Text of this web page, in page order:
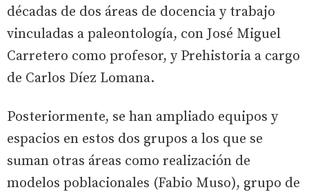
décadas de dos áreas de docencia y trabajo
vinculadas a paleontología, con José Miguel
Carretero como profesor, y Prehistoria a cargo
de Carlos Díez Lomana.
Posteriormente, se han ampliado equipos y
espacios en estos dos grupos a los que se
suman otras áreas como realización de
modelos poblacionales (Fabio Muso), grupo de